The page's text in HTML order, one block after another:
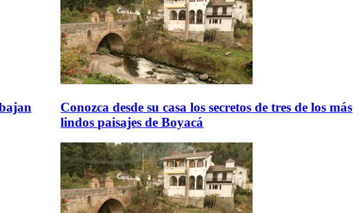
Conozca desde su casa los secretos de tres de los más
lindos paisajes de Boyacá